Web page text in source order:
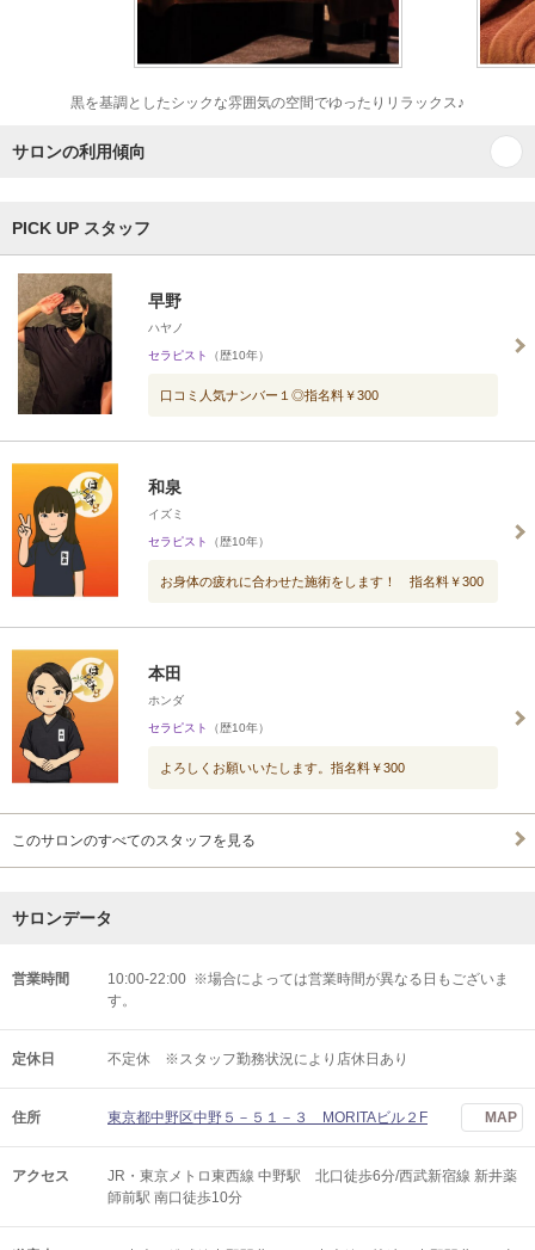
黒を基調としたシックな雰囲気の空間でゆったりリラックス♪
サロンの利用傾向
PICK UP スタッフ
早野
ハヤノ
セラピスト （歴10年）
口コミ人気ナンバー１◎指名料￥300
和泉
イズミ
セラピスト （歴10年）
お身体の疲れに合わせた施術をします！ 指名料￥300
本田
ホンダ
セラピスト （歴10年）
よろしくお願いいたします。指名料￥300
このサロンのすべてのスタッフを見る
サロンデータ
営業時間
10:00-22:00 ※場合によっては営業時間が異なる日もございま
す。
定休日 不定休 ※スタッフ勤務状況により店休日あり
住所 東京都中野区中野５－５１－３ MORITAビル２F MAP
アクセス
JR・東京メトロ東西線 中野駅 北口徒歩6分/西武新宿線 新井薬
師前駅 南口徒歩10分